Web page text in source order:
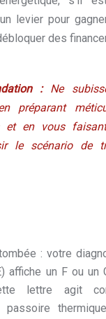
levier pour
des
:Ne
préparant
et en vous
le scénario de
: votre
affiche un F ou un
lettre agit